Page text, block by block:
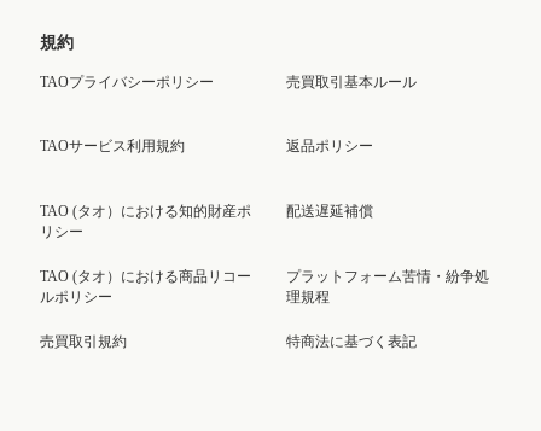
規約
TAOプライバシーポリシー
TAOサービス利用規約
TAO (タオ）における知的財産ポ
リシー
TAO (タオ）における商品リコー
ルポリシー
売買取引規約
売買取引基本ルール
返品ポリシー
配送遅延補償
プラットフォーム苦情・紛争処
理規程
特商法に基づく表記